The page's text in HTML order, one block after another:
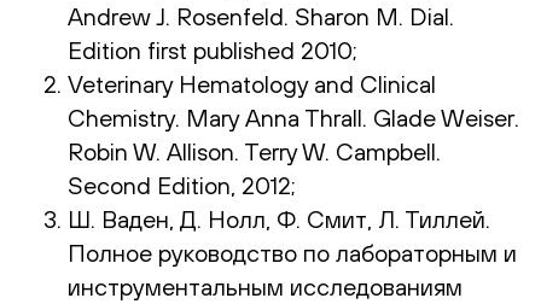
Andrew J. Rosenfeld. Sharon M. Dial.
Edition first published 2010;
Veterinary Hematology and Clinical
Chemistry. Mary Anna Thrall. Glade Weiser.
Robin W. Allison. Terry W. Campbell.
Second Edition, 2012;
Ш. Ваден, Д. Нолл, Ф. Смит, Л. Тиллей.
Полное руководство по лабораторным и
инструментальным исследованиям